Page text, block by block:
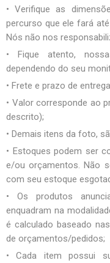
• Verifique as
percurso que ele fará
Nós não nos
• Fique atento,
dependendo do seu
• Frete e prazo de
• Valor corresponde ao
descrito);
• Demais itens da foto,
• Estoques podem ser
e/ou orçamentos. Não
com seu estoque
• Os produtos
enquadram na
é calculado baseado
de orçamentos/pedidos;
• Cada item possui